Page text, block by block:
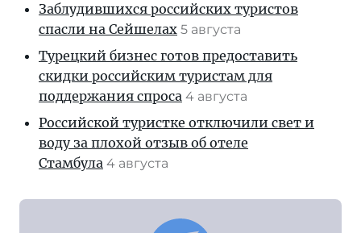
Заблудившихся российских туристов
спасли на Сейшелах 5 августа
Турецкий бизнес готов предоставить
скидки российским туристам для
поддержания спроса 4 августа
Российской туристке отключили свет и
воду за плохой отзыв об отеле
Стамбула 4 августа